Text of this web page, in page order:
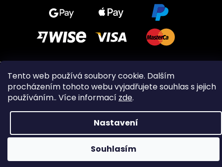
Tento web používá soubory cookie. Dalším
procházením tohoto webu vyjadřujete souhlas s jejich
používáním.. Více informací zde.
Nastavení
Souhlasím
Copyright 2026PeltramMinerals. Všechna práva
vyhrazena.